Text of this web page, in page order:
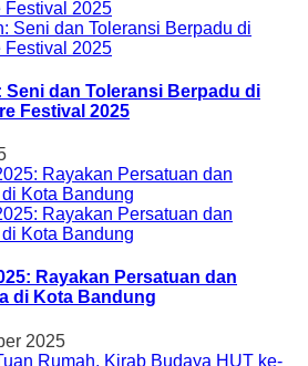
Seni dan Toleransi Berpadu di
Festival 2025
Rayakan Persatuan dan
di Kota Bandung
2025